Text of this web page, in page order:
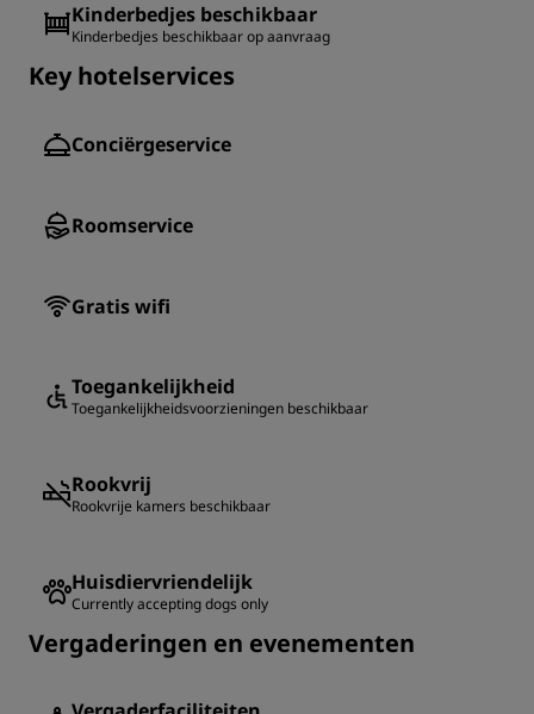
Kinderbedjes beschikbaar
Kinderbedjes beschikbaar op aanvraag
Key hotelservices
Conciërgeservice
Roomservice
Gratis wifi
Toegankelijkheid
Toegankelijkheidsvoorzieningen beschikbaar
Rookvrij
Rookvrije kamers beschikbaar
Huisdiervriendelijk
Currently accepting dogs only
Vergaderingen en evenementen